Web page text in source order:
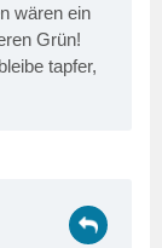
wären ein
Grün!
tapfer,